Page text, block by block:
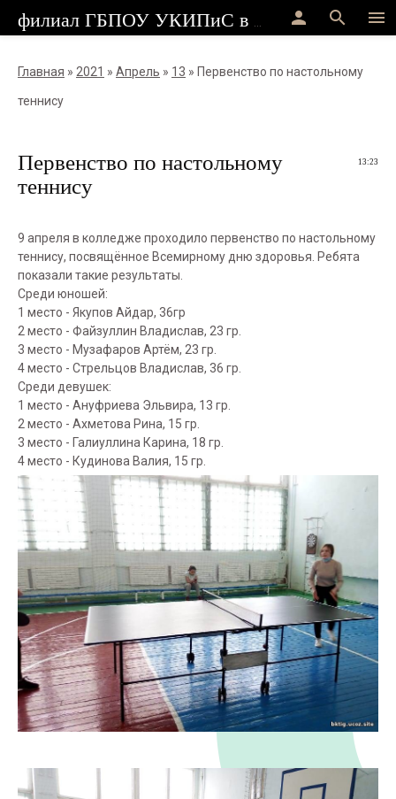
menu
search
person
Главная » 2021 » Апрель » 13 » Первенство по настольному
теннису
13:23
Первенство по настольному
теннису
9 апреля в колледже проходило первенство по настольному
теннису, посвящённое Всемирному дню здоровья. Ребята
показали такие результаты.
Среди юношей:
1 место - Якупов Айдар, 36гр
2 место - Файзуллин Владислав, 23 гр.
3 место - Музафаров Артём, 23 гр.
4 место - Стрельцов Владислав, 36 гр.
Среди девушек:
1 место - Ануфриева Эльвира, 13 гр.
2 место - Ахметова Рина, 15 гр.
3 место - Галиуллина Карина, 18 гр.
4 место - Кудинова Валия, 15 гр.